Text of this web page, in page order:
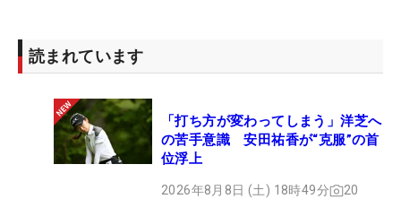
読まれています
「打ち方が変わってしまう」洋芝へ
の苦手意識 安田祐香が“克服”の首
位浮上
2026年8月8日 (土) 18時49分 20